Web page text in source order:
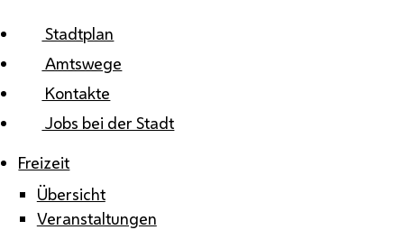
Stadtplan
Amtswege
Kontakte
Jobs bei der Stadt
Freizeit
Übersicht
Veranstaltungen